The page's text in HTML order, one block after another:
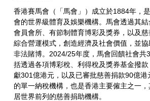
香港賽馬會（「馬會」）成立於1884年，
會的世界級體育及娛樂機構。馬會透過其結
會員會所、有節制體育博彩及獎券，以及
綜合營運模式，創造經濟及社會價值，並
非法賭博。2024/25年度，馬會回饋社會共
括透過各項博彩稅、利得稅及獎券基金撥
獻301億港元，以及已審批慈善捐款90億
的單一納稅機構，也是香港主要僱主之一
居世界前列的慈善捐助機構。